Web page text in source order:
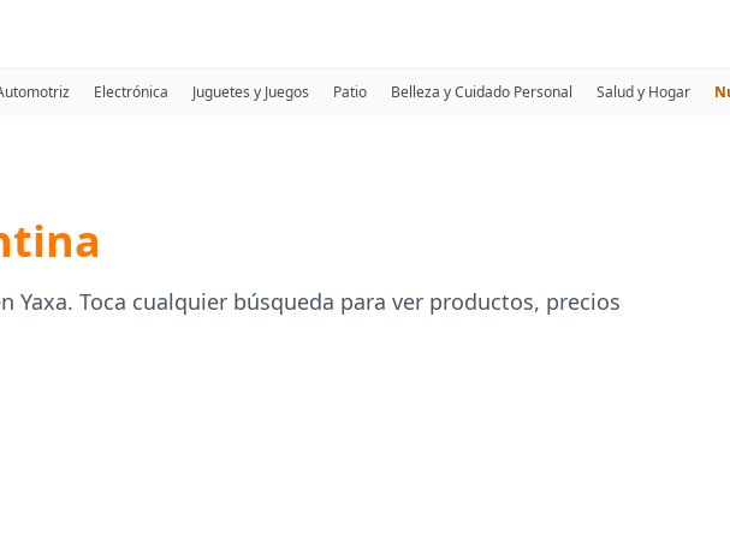
Electrónica Juguetes y Juegos Patio Belleza y Cuidado Personal Salud y Hogar
Yaxa. Toca cualquier búsqueda para ver productos, precios